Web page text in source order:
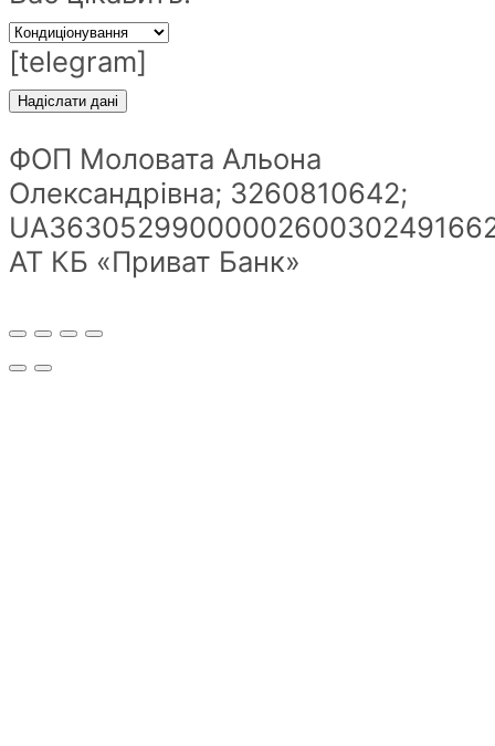
[telegram]
ФОП Моловата Альона
Олександрівна; 3260810642;
АТ КБ «Приват Банк»